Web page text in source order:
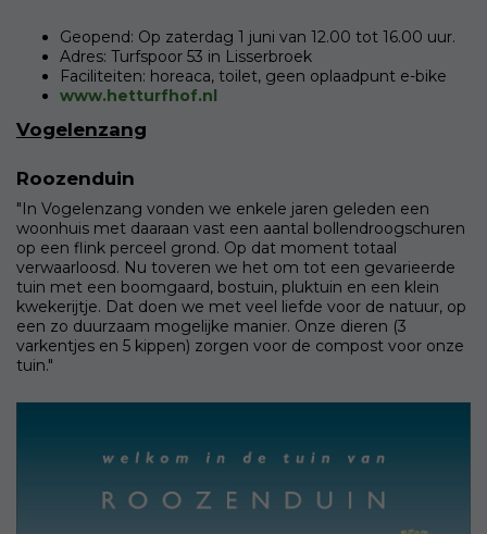
Geopend: Op zaterdag 1 juni van 12.00 tot 16.00 uur.
Adres: Turfspoor 53 in Lisserbroek
Faciliteiten: horeaca, toilet, geen oplaadpunt e-bike
www.hetturfhof.nl
Vogelenzang
Roozenduin
"In Vogelenzang vonden we enkele jaren geleden een
woonhuis met daaraan vast een aantal bollendroogschuren
op een flink perceel grond. Op dat moment totaal
verwaarloosd. Nu toveren we het om tot een gevarieerde
tuin met een boomgaard, bostuin, pluktuin en een klein
kwekerijtje. Dat doen we met veel liefde voor de natuur, op
een zo duurzaam mogelijke manier. Onze dieren (3
varkentjes en 5 kippen) zorgen voor de compost voor onze
tuin."